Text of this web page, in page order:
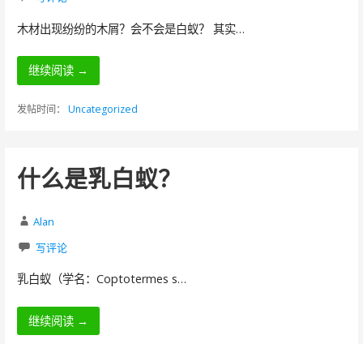
木材出现纷纷的木屑？会不会是白蚁？ 其实…
继续阅读 →
发帖时间： Uncategorized
什么是乳白蚁？
Alan
写评论
乳白蚁（学名：Coptotermes s…
继续阅读 →